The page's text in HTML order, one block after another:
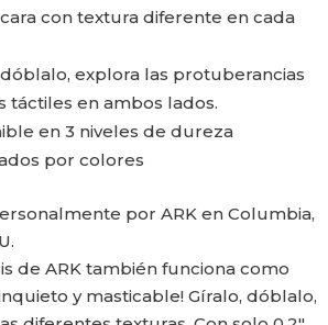
con textura diferente en cada
explora las protuberancias
táctiles en ambos lados.
en 3 niveles de dureza
por colores
por ARK en Columbia,
de ARK también funciona como
y masticable! Gíralo, dóblalo,